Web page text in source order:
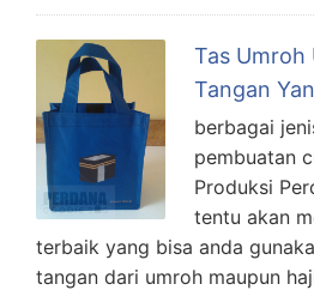
Tas Umroh
Tangan
berbagai
pembuatan
Produksi
tentu akan
terbaik yang bisa anda
tangan dari umroh maupun